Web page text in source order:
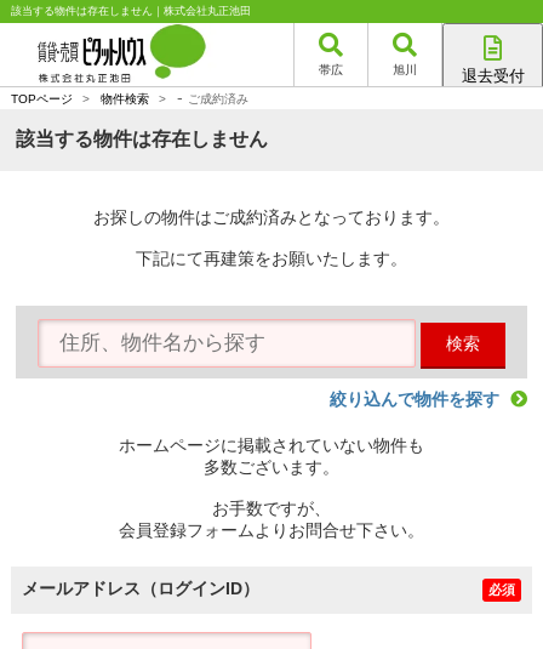
該当する物件は存在しません｜株式会社丸正池田
帯広 旭川 退去受付
TOPページ > 物件検索 > - ご成約済み
該当する物件は存在しません
お探しの物件はご成約済みとなっております。
下記にて再建策をお願いたします。
検索
絞り込んで物件を探す
ホームページに掲載されていない物件も
多数ございます。
お手数ですが、
会員登録フォームよりお問合せ下さい。
メールアドレス（ログインID） 必須